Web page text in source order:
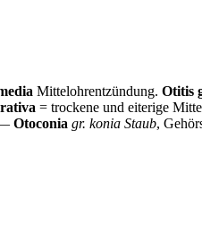
Mittelohrentzündung. Otitis
= trockene und eiterige
— Otoconia gr. konia Staub,